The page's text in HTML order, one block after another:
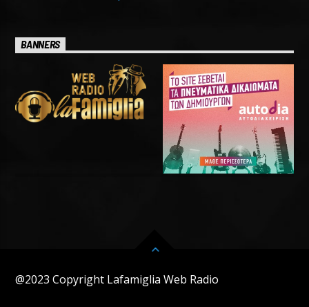
BANNERS
@2023 Copyright Lafamiglia Web Radio